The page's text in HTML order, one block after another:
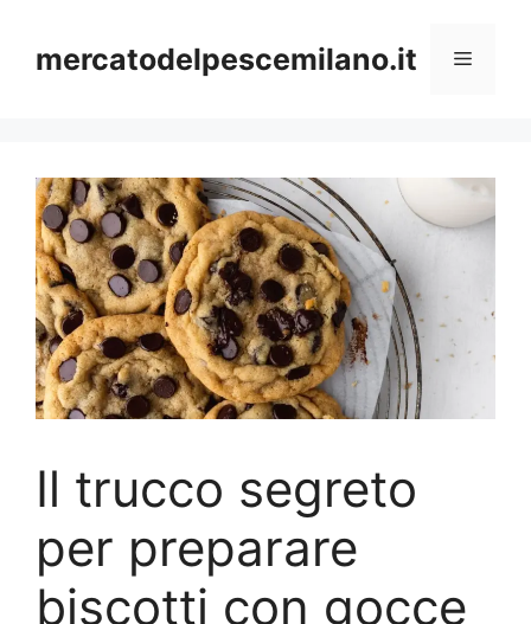
contenuto
mercatodelpescemilano.it Menu
Il trucco segreto
per preparare
biscotti con gocce